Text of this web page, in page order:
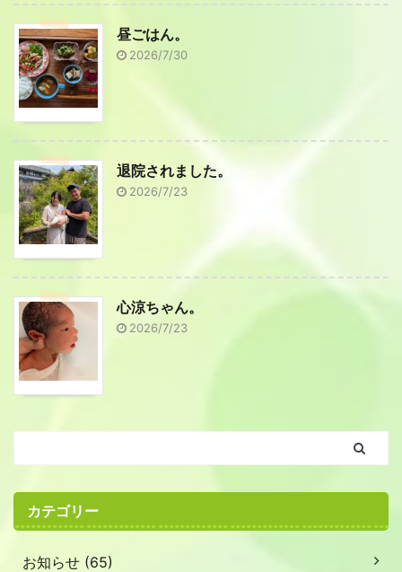
昼ごはん。
2026/7/30
退院されました。
2026/7/23
心涼ちゃん。
2026/7/23
カテゴリー
お知らせ (65)